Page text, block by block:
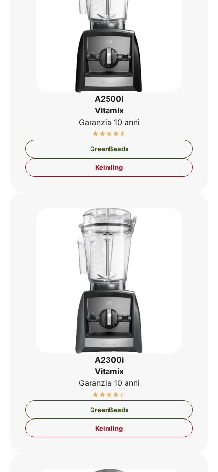
A2500i
Vit­amix
Gar­an­zia 10 anni
☆☆☆☆☆
Green­Beads
Keim­ling
A2300i
Vit­amix
Gar­an­zia 10 anni
☆☆☆☆☆
Green­Beads
Keim­ling